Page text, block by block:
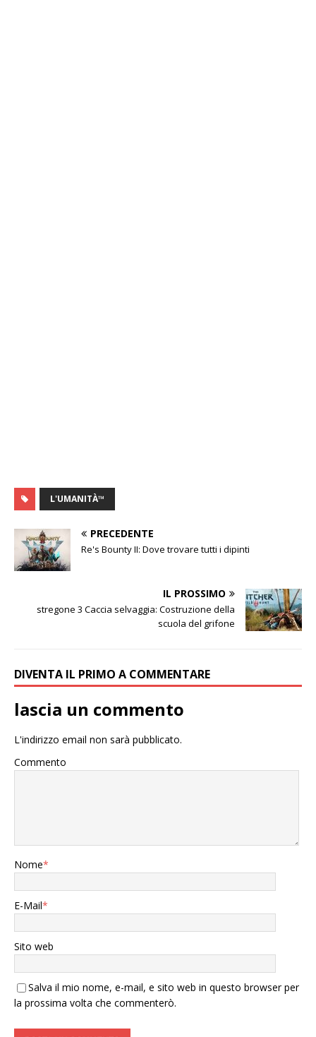
L'UMANITÀ™
PRECEDENTE
Re's Bounty II: Dove trovare tutti i dipinti
IL PROSSIMO
stregone 3 Caccia selvaggia: Costruzione della
scuola del grifone
DIVENTA IL PRIMO A COMMENTARE
lascia un commento
L'indirizzo email non sarà pubblicato.
Commento
Nome*
E-Mail*
Sito web
Salva il mio nome, e-mail, e sito web in questo browser per
la prossima volta che commenterò.